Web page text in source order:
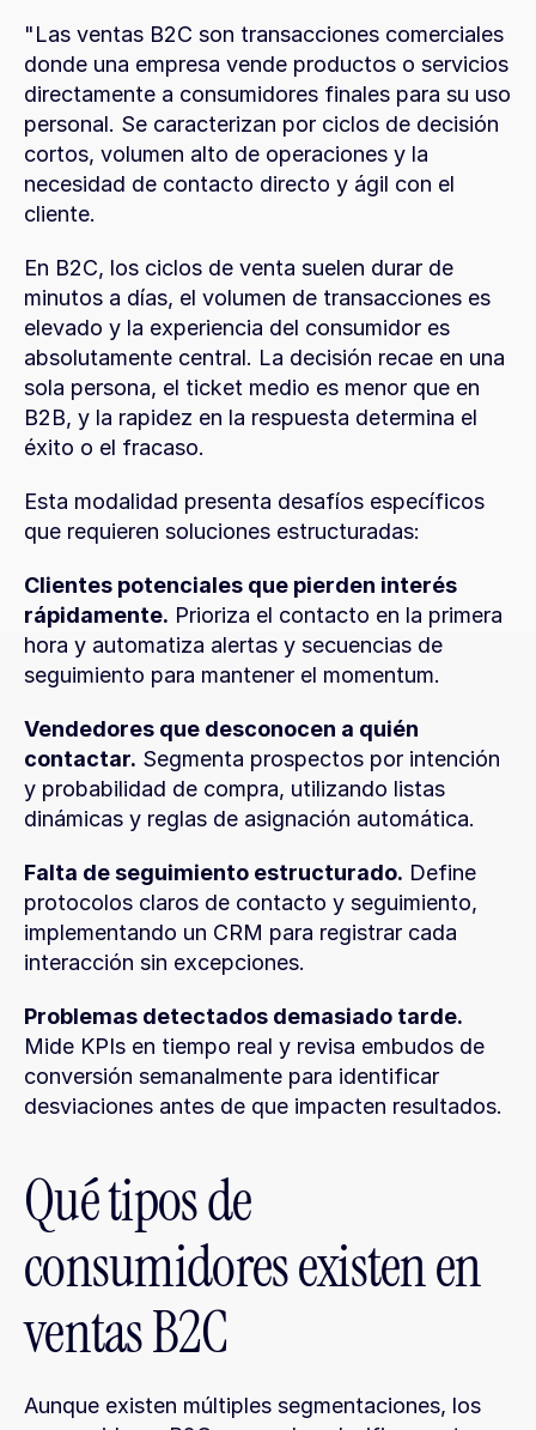
"Las ventas B2C son transacciones comerciales
donde una empresa vende productos o servicios
directamente a consumidores finales para su uso
personal. Se caracterizan por ciclos de decisión
cortos, volumen alto de operaciones y la
necesidad de contacto directo y ágil con el
cliente.
En B2C, los ciclos de venta suelen durar de
minutos a días, el volumen de transacciones es
elevado y la experiencia del consumidor es
absolutamente central. La decisión recae en una
sola persona, el ticket medio es menor que en
B2B, y la rapidez en la respuesta determina el
éxito o el fracaso.
Esta modalidad presenta desafíos específicos
que requieren soluciones estructuradas:
Clientes potenciales que pierden interés
rápidamente. Prioriza el contacto en la primera
hora y automatiza alertas y secuencias de
seguimiento para mantener el momentum.
Vendedores que desconocen a quién
contactar. Segmenta prospectos por intención
y probabilidad de compra, utilizando listas
dinámicas y reglas de asignación automática.
Falta de seguimiento estructurado. Define
protocolos claros de contacto y seguimiento,
implementando un CRM para registrar cada
interacción sin excepciones.
Problemas detectados demasiado tarde.
Mide KPIs en tiempo real y revisa embudos de
conversión semanalmente para identificar
desviaciones antes de que impacten resultados.
Qué tipos de
consumidores existen en
ventas B2C
Aunque existen múltiples segmentaciones, los